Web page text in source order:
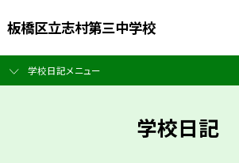
板橋区立志村第三中学校
学校日記メニュー
学校日記